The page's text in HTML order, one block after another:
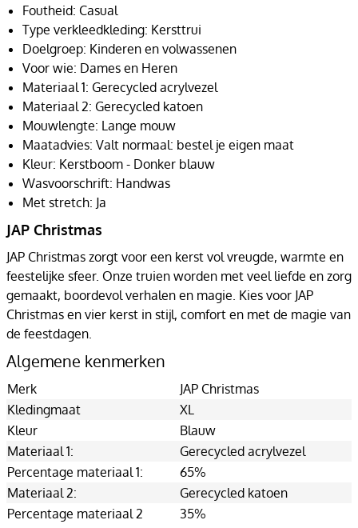
Foutheid: Casual
Type verkleedkleding: Kersttrui
Doelgroep: Kinderen en volwassenen
Voor wie: Dames en Heren
Materiaal 1: Gerecycled acrylvezel
Materiaal 2: Gerecycled katoen
Mouwlengte: Lange mouw
Maatadvies: Valt normaal: bestel je eigen maat
Kleur: Kerstboom - Donker blauw
Wasvoorschrift: Handwas
Met stretch: Ja
JAP Christmas
JAP Christmas zorgt voor een kerst vol vreugde, warmte en
feestelijke sfeer. Onze truien worden met veel liefde en zorg
gemaakt, boordevol verhalen en magie. Kies voor JAP
Christmas en vier kerst in stijl, comfort en met de magie van
de feestdagen.
Algemene kenmerken
Merk
JAP Christmas
Kledingmaat
XL
Kleur
Blauw
Materiaal 1:
Gerecycled acrylvezel
Percentage materiaal 1:
65%
Materiaal 2:
Gerecycled katoen
Percentage materiaal 2
35%